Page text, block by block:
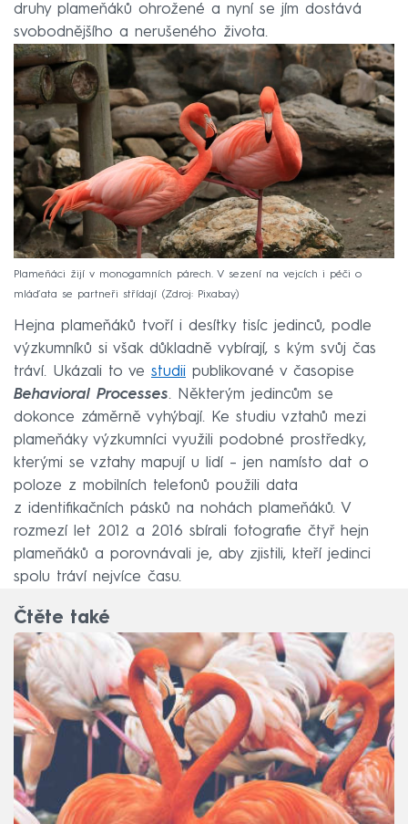
druhy plameňáků ohrožené a nyní se jím dostává
svobodnějšího a nerušeného života.
Plameňáci žijí v monogamních párech. V sezení na vejcích i péči o
mláďata se partneři střídají
Zdroj: Pixabay
Hejna plameňáků tvoří i desítky tisíc jedinců, podle
výzkumníků si však důkladně vybírají, s kým svůj čas
tráví. Ukázali to ve studii publikované v časopise
Behavioral Processes. Některým jedincům se
dokonce záměrně vyhýbají. Ke studiu vztahů mezi
plameňáky výzkumníci využili podobné prostředky,
kterými se vztahy mapují u lidí – jen namísto dat o
poloze z mobilních telefonů použili data
z identifikačních pásků na nohách plameňáků. V
rozmezí let 2012 a 2016 sbírali fotografie čtyř hejn
plameňáků a porovnávali je, aby zjistili, kteří jedinci
spolu tráví nejvíce času.
Čtěte také